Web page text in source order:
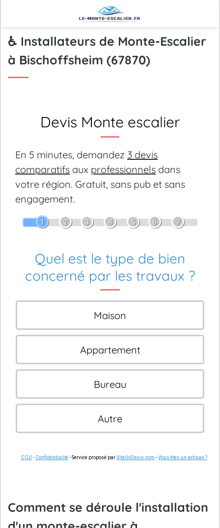
♿ Installateurs de Monte-Escalier
à Bischoffsheim (67870)
Devis Monte escalier
En 5 minutes, demandez 3 devis
comparatifs aux professionnels dans
votre région. Gratuit, sans pub et sans
engagement.
1 2 3 4 5 6 7
Quel est le type de bien
concerné par les travaux ?
Maison
Appartement
Bureau
Autre
CGU - Confidentialité- Service proposé parViteUnDevis.com -Vous êtes un artisan ?
Comment se déroule l'installation